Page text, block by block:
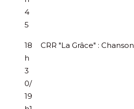
4
5
18
h
3
0/
19
CRR "La Grâce" : Chanson